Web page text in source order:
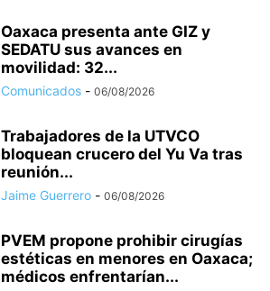
Oaxaca presenta ante GIZ y
SEDATU sus avances en
movilidad: 32...
Comunicados - 06/08/2026
Trabajadores de la UTVCO
bloquean crucero del Yu Va tras
reunión...
Jaime Guerrero - 06/08/2026
PVEM propone prohibir cirugías
estéticas en menores en Oaxaca;
médicos enfrentarían...